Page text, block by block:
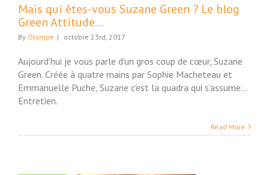
Mais qui êtes-vous Suzane Green ? Le blog
Green Attitude…
By Olympe | octobre 23rd, 2017
Aujourd'hui je vous parle d'un gros coup de cœur, Suzane
Green. Créée à quatre mains par Sophie Macheteau et
Emmanuelle Puche, Suzane c'est la quadra qui s'assume...
Entretien.
Read More